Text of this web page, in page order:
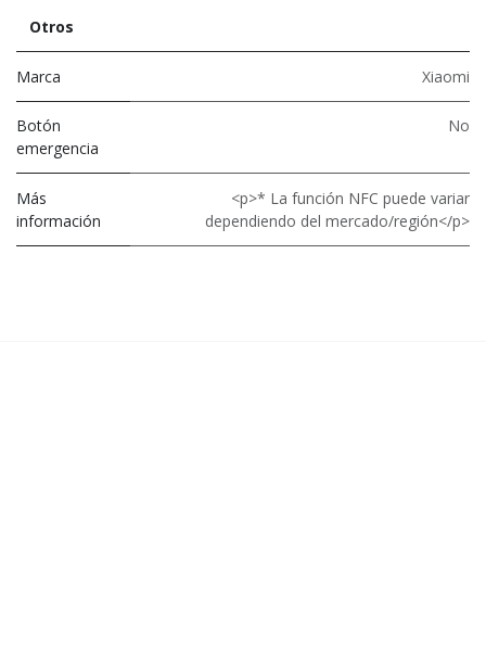
Otros
Marca Xiaomi
Botón
emergencia
No
Más
información
<p>* La función NFC puede variar
dependiendo del mercado/región</p>